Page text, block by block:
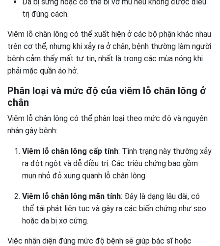
trị đúng cách.
Viêm lỗ chân lông có thể xuất hiện ở các bộ phận khác nhau
trên cơ thể, nhưng khi xảy ra ở chân, bệnh thường làm người
bệnh cảm thấy mất tự tin, nhất là trong các mùa nóng khi
phải mặc quần áo hở.
Phân loại và mức độ của viêm lỗ chân lông ở
chân
Viêm lỗ chân lông có thể phân loại theo mức độ và nguyên
nhân gây bệnh:
Viêm lỗ chân lông cấp tính: Tình trạng này thường xảy
ra đột ngột và dễ điều trị. Các triệu chứng bao gồm
mụn nhỏ đỏ xung quanh lỗ chân lông.
Viêm lỗ chân lông mãn tính: Đây là dạng lâu dài, có
thể tái phát liên tục và gây ra các biến chứng như sẹo
hoặc da bị xơ cứng.
Việc nhận diện đúng mức độ bệnh sẽ giúp bác sĩ hoặc